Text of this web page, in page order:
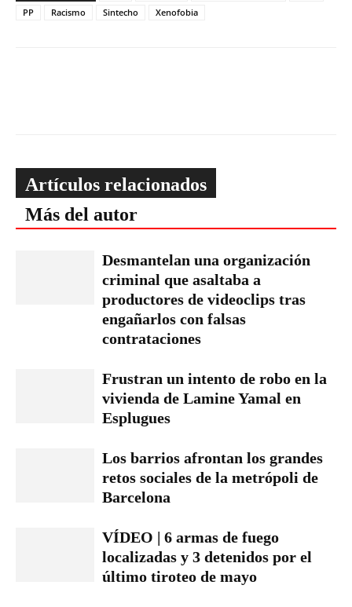
PP
Racismo Sintecho Xenofobia
Artículos relacionados
Más del autor
Desmantelan una organización
criminal que asaltaba a
productores de videoclips tras
engañarlos con falsas
contrataciones
Frustran un intento de robo en la
vivienda de Lamine Yamal en
Esplugues
Los barrios afrontan los grandes
retos sociales de la metrópoli de
Barcelona
VÍDEO | 6 armas de fuego
localizadas y 3 detenidos por el
último tiroteo de mayo